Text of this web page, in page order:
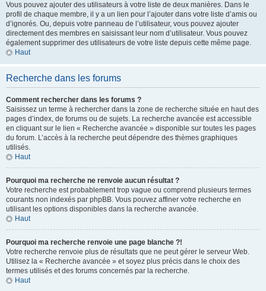
Vous pouvez ajouter des utilisateurs à votre liste de deux manières. Dans le
profil de chaque membre, il y a un lien pour l’ajouter dans votre liste d’amis ou
d’ignorés. Ou, depuis votre panneau de l’utilisateur, vous pouvez ajouter
directement des membres en saisissant leur nom d’utilisateur. Vous pouvez
également supprimer des utilisateurs de votre liste depuis cette même page.
Haut
Recherche dans les forums
Comment rechercher dans les forums ?
Saisissez un terme à rechercher dans la zone de recherche située en haut des
pages d’index, de forums ou de sujets. La recherche avancée est accessible
en cliquant sur le lien « Recherche avancée » disponible sur toutes les pages
du forum. L’accès à la recherche peut dépendre des thèmes graphiques
utilisés.
Haut
Pourquoi ma recherche ne renvoie aucun résultat ?
Votre recherche est probablement trop vague ou comprend plusieurs termes
courants non indexés par phpBB. Vous pouvez affiner votre recherche en
utilisant les options disponibles dans la recherche avancée.
Haut
Pourquoi ma recherche renvoie une page blanche ?!
Votre recherche renvoie plus de résultats que ne peut gérer le serveur Web.
Utilisez la « Recherche avancée » et soyez plus précis dans le choix des
termes utilisés et des forums concernés par la recherche.
Haut